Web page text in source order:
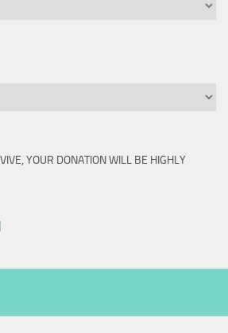
YOUR DONATION WILL BE HIGHLY